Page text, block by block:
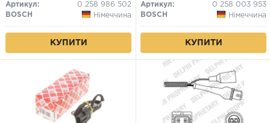
Артикул:
0 258 986 502
BOSCH
Німеччина
КУПИТИ
Артикул:
0 258 003 953
BOSCH
Німеччина
КУПИТИ